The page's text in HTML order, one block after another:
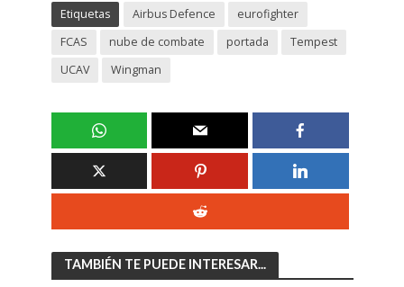
Etiquetas Airbus Defence
eurofighter
FCAS
nube de combate portada
Tempest
UCAV
Wingman
TAMBIÉN TE PUEDE INTERESAR...